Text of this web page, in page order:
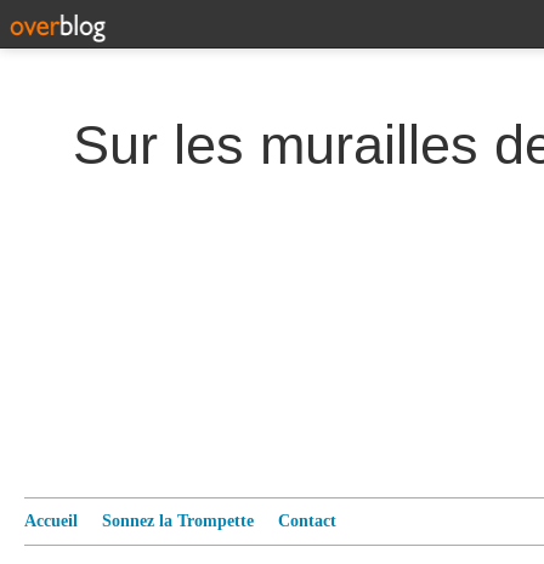
Accueil Sonnez la Trompette Contact